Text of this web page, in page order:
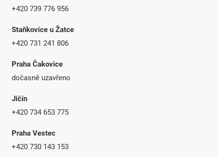
+420 739 776 956
Staňkovice u Žatce
+420 731 241 806
Praha Čakovice
dočasně uzavřeno
Jičín
+420 734 653 775
Praha Vestec
+420 730 143 153